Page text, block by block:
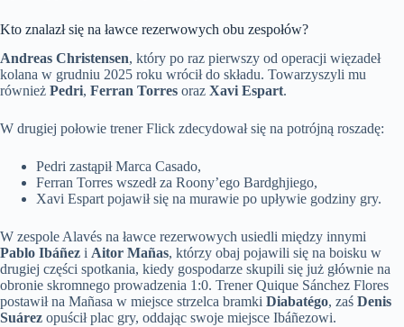
Kto znalazł się na ławce rezerwowych obu zespołów?
Andreas Christensen, który po raz pierwszy od operacji więzadeł
kolana w grudniu 2025 roku wrócił do składu. Towarzyszyli mu
również Pedri, Ferran Torres oraz Xavi Espart.
W drugiej połowie trener Flick zdecydował się na potrójną roszadę:
Pedri zastąpił Marca Casado,
Ferran Torres wszedł za Roony’ego Bardghjiego,
Xavi Espart pojawił się na murawie po upływie godziny gry.
W zespole Alavés na ławce rezerwowych usiedli między innymi
Pablo Ibáñez i Aitor Mañas, którzy obaj pojawili się na boisku w
drugiej części spotkania, kiedy gospodarze skupili się już głównie na
obronie skromnego prowadzenia 1:0. Trener Quique Sánchez Flores
postawił na Mañasa w miejsce strzelca bramki Diabatégo, zaś Denis
Suárez opuścił plac gry, oddając swoje miejsce Ibáñezowi.